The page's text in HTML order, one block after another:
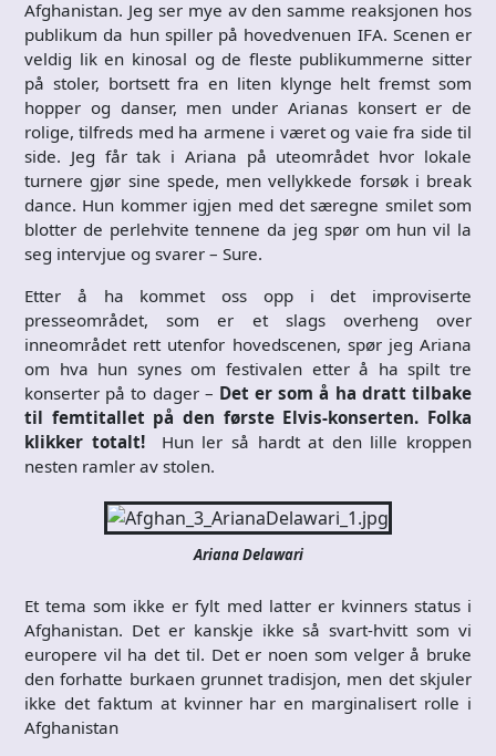
Afghanistan. Jeg ser mye av den samme reaksjonen hos
publikum da hun spiller på hovedvenuen IFA. Scenen er
veldig lik en kinosal og de fleste publikummerne sitter
på stoler, bortsett fra en liten klynge helt fremst som
hopper og danser, men under Arianas konsert er de
rolige, tilfreds med ha armene i været og vaie fra side til
side. Jeg får tak i Ariana på uteområdet hvor lokale
turnere gjør sine spede, men vellykkede forsøk i break
dance. Hun kommer igjen med det særegne smilet som
blotter de perlehvite tennene da jeg spør om hun vil la
seg intervjue og svarer – Sure.
Etter å ha kommet oss opp i det improviserte
presseområdet, som er et slags overheng over
inneområdet rett utenfor hovedscenen, spør jeg Ariana
om hva hun synes om festivalen etter å ha spilt tre
konserter på to dager – Det er som å ha dratt tilbake
til femtitallet på den første Elvis-konserten. Folka
klikker totalt!Hun ler så hardt at den lille kroppen
nesten ramler av stolen.
Ariana Delawari
Et tema som ikke er fylt med latter er kvinners status i
Afghanistan. Det er kanskje ikke så svart-hvitt som vi
europere vil ha det til. Det er noen som velger å bruke
den forhatte burkaen grunnet tradisjon, men det skjuler
ikke det faktum at kvinner har en marginalisert rolle i
Afghanistan